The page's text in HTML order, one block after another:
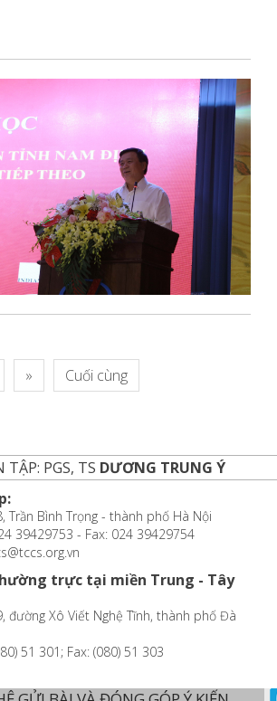
» Cuối cùng
TẬP: PGS, TS DƯƠNG TRUNG Ý
Trần Bình Trọng - thành phố Hà Nội
39429753 - Fax: 024 39429754
trực tại miền Trung - Tây
đường Xô Viết Nghệ Tĩnh, thành phố Đà
51 301; Fax: (080) 51 303